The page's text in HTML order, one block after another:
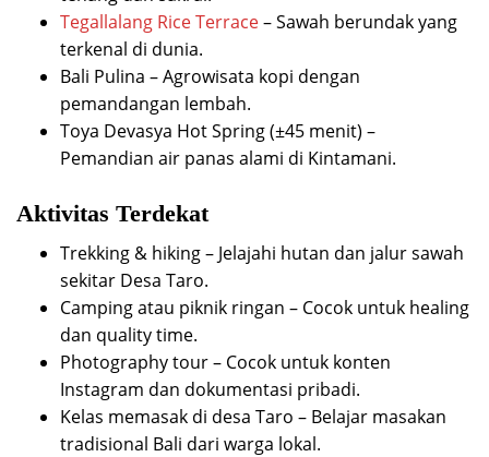
Tegallalang Rice Terrace– Sawah berundak yang
terkenal di dunia.
Bali Pulina – Agrowisata kopi dengan
pemandangan lembah.
Toya Devasya Hot Spring (±45 menit) –
Pemandian air panas alami di Kintamani.
Aktivitas Terdekat
Trekking & hiking – Jelajahi hutan dan jalur sawah
sekitar Desa Taro.
Camping atau piknik ringan – Cocok untuk healing
dan quality time.
Photography tour – Cocok untuk konten
Instagram dan dokumentasi pribadi.
Kelas memasak di desa Taro – Belajar masakan
tradisional Bali dari warga lokal.